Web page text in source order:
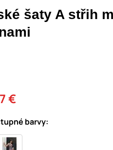
šaty A střih
€
barvy: